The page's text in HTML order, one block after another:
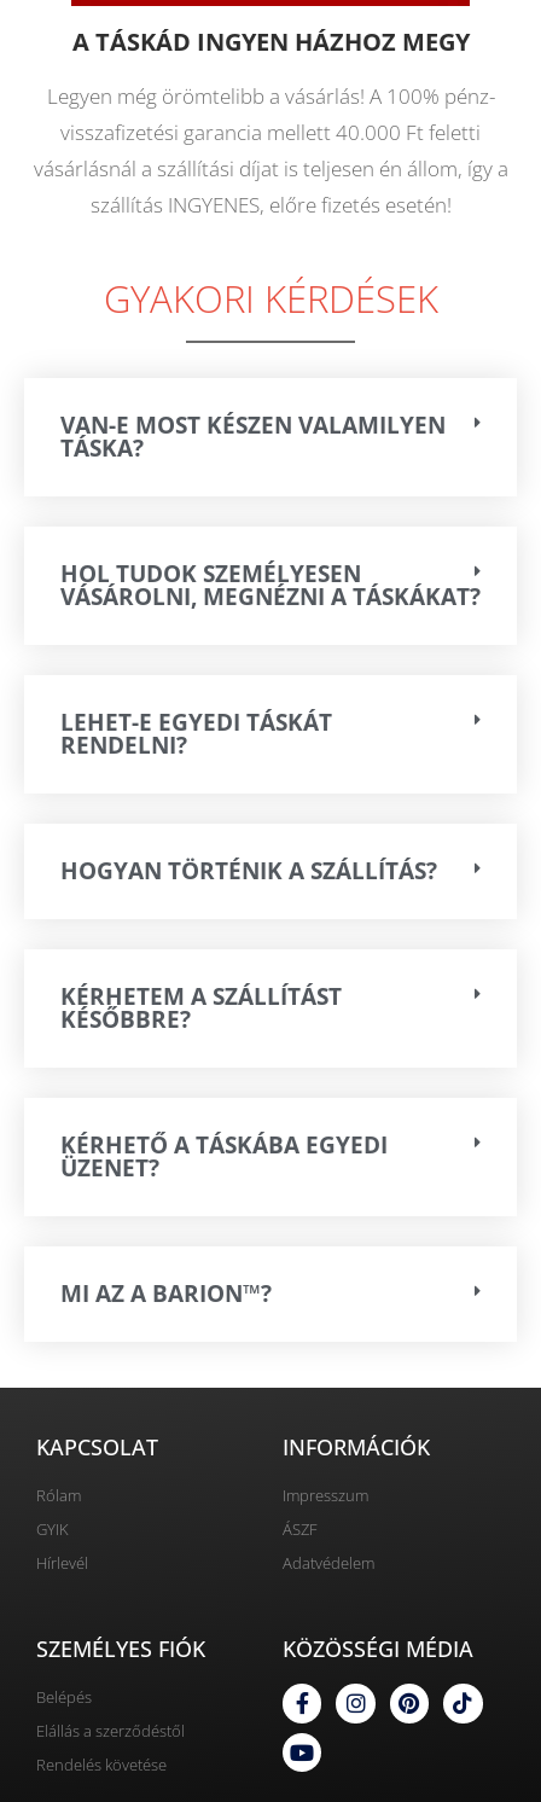
A TÁSKÁD INGYEN HÁZHOZ MEGY
Legyen még örömtelibb a vásárlás! A 100% pénz-
visszafizetési garancia mellett 40.000 Ft feletti
vásárlásnál a szállítási díjat is teljesen én állom, így a
szállítás INGYENES, előre fizetés esetén!
GYAKORI KÉRDÉSEK
VAN-E MOST KÉSZEN VALAMILYEN
TÁSKA?
HOL TUDOK SZEMÉLYESEN
VÁSÁROLNI, MEGNÉZNI A TÁSKÁKAT?
LEHET-E EGYEDI TÁSKÁT
RENDELNI?
HOGYAN TÖRTÉNIK A SZÁLLÍTÁS?
KÉRHETEM A SZÁLLÍTÁST
KÉSŐBBRE?
KÉRHETŐ A TÁSKÁBA EGYEDI
ÜZENET?
MI AZ A BARION™?
KAPCSOLAT
Rólam
GYIK
Hírlevél
INFORMÁCIÓK
Impresszum
ÁSZF
Adatvédelem
SZEMÉLYES FIÓK
Belépés
Elállás a szerződéstől
Rendelés követése
KÖZÖSSÉGI MÉDIA